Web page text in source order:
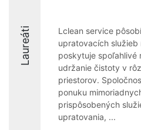
Laureáti
Lclean service
upratovacích služieb
poskytuje spoľahlivé
udržanie čistoty v
priestorov.
ponuku
prispôsobených
upratovania, ...